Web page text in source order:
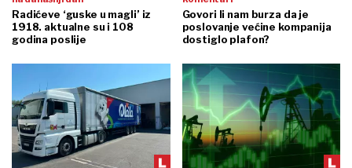
Radićeve ‘guske u magli’ iz
1918. aktualne su i 108
godina poslije
Govori li nam burza da je
poslovanje većine kompanija
dostiglo plafon?